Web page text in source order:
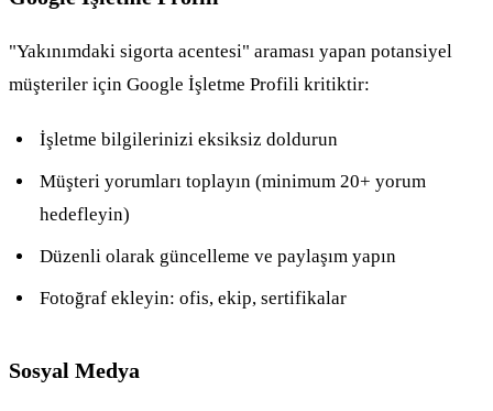
"Yakınımdaki sigorta acentesi" araması yapan potansiyel
müşteriler için Google İşletme Profili kritiktir:
İşletme bilgilerinizi eksiksiz doldurun
Müşteri yorumları toplayın (minimum 20+ yorum
hedefleyin)
Düzenli olarak güncelleme ve paylaşım yapın
Fotoğraf ekleyin: ofis, ekip, sertifikalar
Sosyal Medya